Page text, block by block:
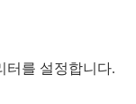
터를 설정합니다.